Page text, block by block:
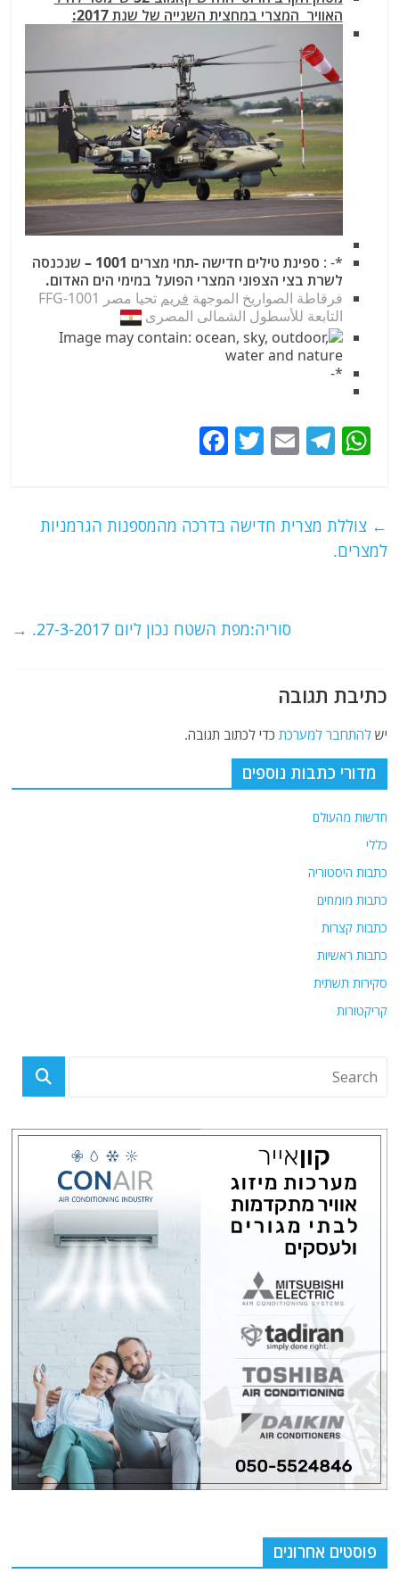
האוויר המצרי במחצית השנייה של שנת 2017:
*- :
ספינת טילים חדישה -תחי מצרים 1001 – שנכנסה
לשרת בצי הצפוני המצרי הפועל במימי הים האדום.
فرقاطة الصواريخ الموجهة فريم
تحيا مصر FFG-1001
التابعة للأسطول الشمالى المصرى
*-
W
s
A
T
g
E
l
T
er
e
k
← צוללת מצרית חדישה בדרכה מהמספנות הגרמניות
למצרים.
סוריה:מפת השטח נכון ליום 27-3-2017. →
כתיבת תגובה
ישלהתחבר למערכת כדי לכתוב תגובה.
מדורי כתבות נוספים
חדשות מהעולם
כללי
כתבות היסטוריה
כתבות מומחים
כתבות קצרות
כתבות ראשיות
סקירות תשתית
קריקטורות
פוסטים אחרונים